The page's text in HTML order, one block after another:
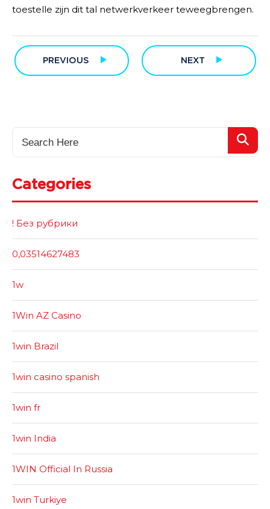
toestelle zijn dit tal netwerkverkeer teweegbrengen.
PREVIOUS NEXT
Categories
! Без рубрики
0,03514627483
1w
1Win AZ Casino
1win Brazil
1win casino spanish
1win fr
1win India
1WIN Official In Russia
1win Turkiye